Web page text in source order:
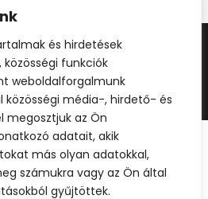
és hirdetések
közösségi funkciók
weboldalforgalmunk
közösségi média-, hirdető- és
megosztjuk az Ön
adatait, akik
más olyan adatokkal,
számukra vagy az Ön által
gyűjtöttek.
JOG FENNTARTVA |
WEBCREATIVE